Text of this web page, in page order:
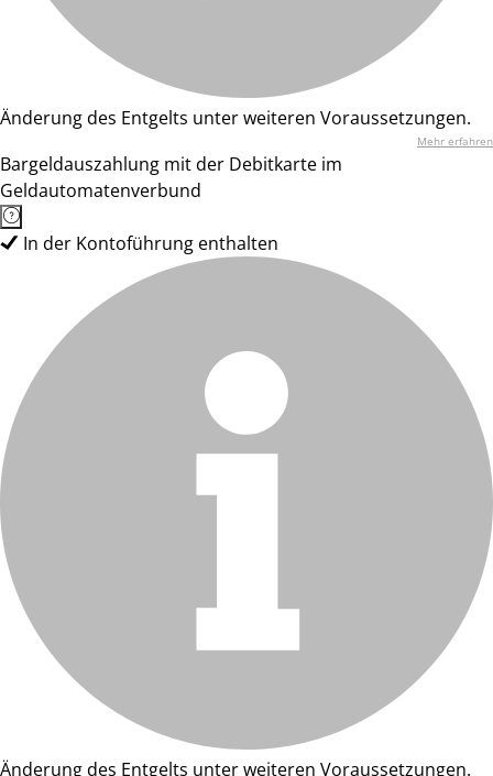
Änderung des Entgelts unter weiteren Voraussetzungen.
Mehr erfahren
Bargeldauszahlung mit der Debitkarte im
Geldautomatenverbund
In der Kontoführung enthalten
Änderung des Entgelts unter weiteren Voraussetzungen.